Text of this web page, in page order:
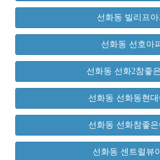
선화동 빌리프
선화동 선호아
선화동 선화2참좋
선화동 선화동현
선화동 선화참좋
선화동 센트럴뷰